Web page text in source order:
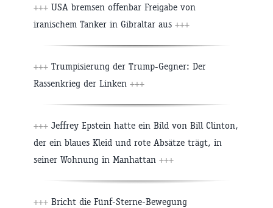
+++ USA bremsen offenbar Freigabe von
iranischem Tanker in Gibraltar aus +++
+++ Trumpisierung der Trump-Gegner: Der
Rassenkrieg der Linken +++
+++ Jeffrey Epstein hatte ein Bild von Bill Clinton,
der ein blaues Kleid und rote Absätze trägt, in
seiner Wohnung in Manhattan +++
+++ Bricht die Fünf-Sterne-Bewegung